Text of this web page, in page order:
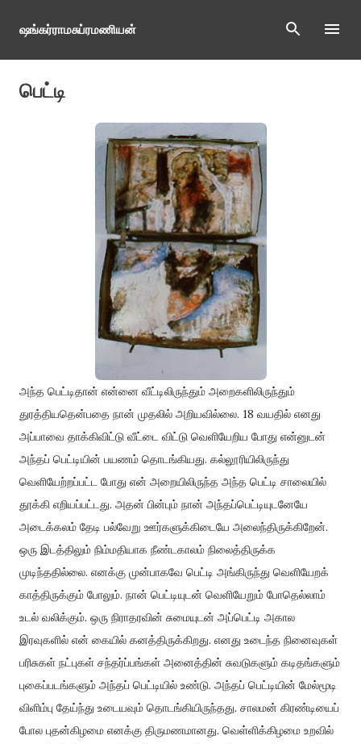
Skip to main content
ஷங்கர்ராமசுப்ரமணியன்
பெட்டி
அந்த பெட்டிதான் என்னை வீட்டிலிருந்தும் அறைகளிலிருந்தும்
துரத்தியதென்பதை நான் முதலில் அறியவில்லை. 18 வயதில் எனது
அப்பாவை தாக்கிவிட்டு வீட்டை விட்டு வெளியேறிய போது என்னுடன்
அந்தப் பெட்டியின் பயணம் தொடங்கியது. கல்லூரியிலிருந்து
வெளியேற்றப்பட்ட போது என் அறையிலிருந்த அந்த பெட்டி சாலையில்
தூக்கி எறியப்பட்டது. அதன் பின்பும் நான் அந்தப்பெட்டியுடனேயே
அடைக்கலம் தேடி பல்வேறு ஊர்களுக்கிடையே அலைந்திருக்கிறேன்.
ஒரு இடத்திலும் நிம்மதியாக நீண்டகாலம் நிலைத்திருக்க
முடிந்ததில்லை. எனக்கு முன்பாகவே பெட்டி அங்கிருந்து வெளியேறக்
காத்திருக்கும் போலும். நான் பெட்டியுடன் வெளியேறும் போதெல்லாம்
உடல் வலிக்கும். ஒரு நிராதரவின் சுமையுடன் அப்பெட்டி அகால
இரவுகளில் என் கையில் கனத்திருக்கிறது. எனது உடைந்த நினைவுகள்
பரிசுகள் நட்புகள் சந்தர்ப்பங்கள் அனைத்தின் சுவடுகளும் கடிதங்களும்
புகைப்படங்களும் அந்தப் பெட்டியில் உண்டு. அந்தப் பெட்டியின் மேல்மூடி
விளிம்பு தேய்ந்து உடையவும் தொடங்கியிருந்தது. சாலமன் கிரண்டியைப்
போல புதன்கிழமை எனக்கு திருமணமானது. வெள்ளிக்கிழமை உறவில்